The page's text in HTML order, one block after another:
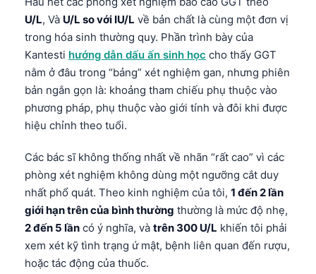
U/L, Và U/L so với IU/L về bản chất là cùng một đơn vị
trong hóa sinh thường quy. Phần trình bày của
Kantesti hướng dẫn dấu ấn sinh học cho thấy GGT
nằm ở đâu trong “bảng” xét nghiệm gan, nhưng phiên
bản ngắn gọn là: khoảng tham chiếu phụ thuộc vào
phương pháp, phụ thuộc vào giới tính và đôi khi được
hiệu chỉnh theo tuổi.
Các bác sĩ không thống nhất về nhãn “rất cao” vì các
phòng xét nghiệm không dùng một ngưỡng cắt duy
nhất phổ quát. Theo kinh nghiệm của tôi, 1 đến 2 lần
giới hạn trên của bình thường thường là mức độ nhẹ,
2 đến 5 lần có ý nghĩa, và trên 300 U/L khiến tôi phải
xem xét kỹ tình trạng ứ mật, bệnh liên quan đến rượu,
hoặc tác động của thuốc.